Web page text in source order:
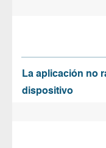
La aplicación no
dispositivo